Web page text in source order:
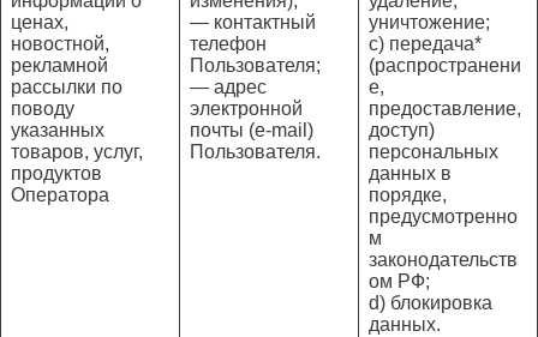
ценах,
новостной,
рекламной
рассылки по
поводу
указанных
товаров, услуг,
продуктов
Оператора
— контактный
телефон
Пользователя;
— адрес
электронной
почты (e-mail)
Пользователя.
уничтожение;
c) передача*
(распространени
е,
предоставление,
доступ)
персональных
данных в
порядке,
предусмотренно
м
законодательств
ом РФ;
d) блокировка
данных.